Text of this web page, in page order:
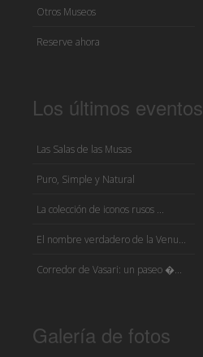
Otros Museos
Reserve ahora
Los últimos eventos
Las Salas de las Musas
Puro, Simple y Natural
La colección de iconos rusos ...
El nombre verdadero de la Venu...
Corredor de Vasari: un paseo �...
Galería de fotos